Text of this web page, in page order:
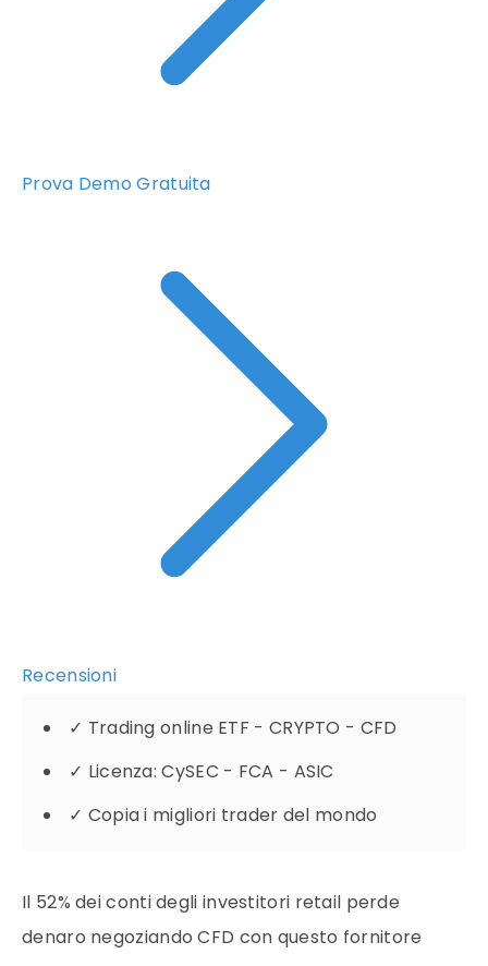
Prova Demo Gratuita
Recensioni
✓ Trading online ETF - CRYPTO - CFD
✓ Licenza: CySEC - FCA - ASIC
✓ Copia i migliori trader del mondo
Il 52% dei conti degli investitori retail perde
denaro negoziando CFD con questo fornitore